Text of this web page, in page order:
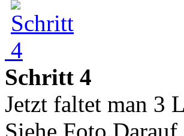
Schritt 4
Jetzt faltet man 3
Siehe